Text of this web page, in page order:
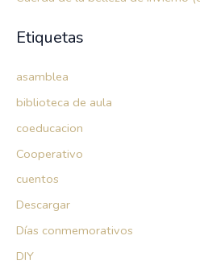
Etiquetas
asamblea
biblioteca de aula
coeducacion
Cooperativo
cuentos
Descargar
Días conmemorativos
DIY